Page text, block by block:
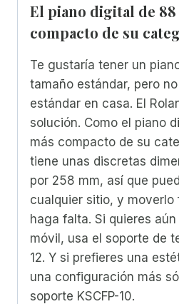
El piano digital de 88
compacto de su
Te gustaría tener un
tamaño estándar, pero
estándar en casa. El
solución. Como el piano
más compacto de su
tiene unas discretas
por 258 mm, así que
cualquier sitio, y
haga falta. Si quieres
móvil, usa el soporte de
12. Y si prefieres una
una configuración más
soporte KSCFP-10.